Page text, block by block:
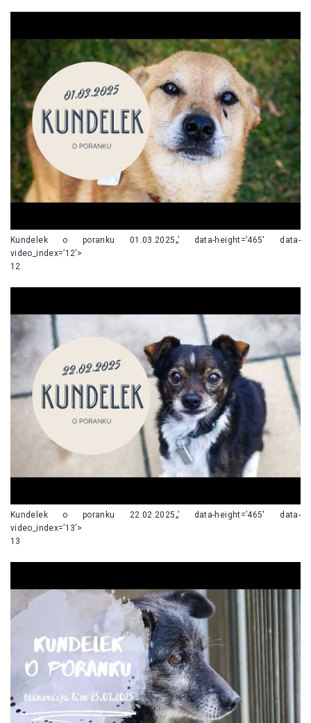
Kundelek o poranku 01.03.2025„’ data-height=’465′ data-
video_index=’12’>
12
Kundelek o poranku 22.02.2025„’ data-height=’465′ data-
video_index=’13’>
13